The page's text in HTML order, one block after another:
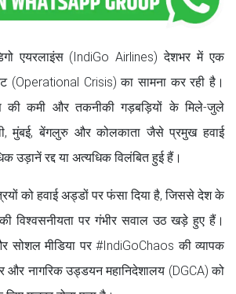
एयरलाइंस (IndiGo Airlines) देशभर में एक
(Operational Crisis) का सामना कर रही है।
की कमी और तकनीकी गड़बड़ियों के मिले-जुले
मुंबई, बेंगलुरु और कोलकाता जैसे प्रमुख हवाई
उड़ानें रद्द या अत्यधिक विलंबित हुई हैं।
को हवाई अड्डों पर फंसा दिया है, जिससे देश के
विश्वसनीयता पर गंभीर सवाल उठ खड़े हुए हैं।
सोशल मीडिया पर #IndiGoChaos की व्यापक
और नागरिक उड्डयन महानिदेशालय (DGCA) को